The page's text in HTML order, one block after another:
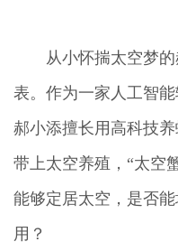
从小怀揣太空梦的
表。作为一家人工智
郝小添擅长用高科技
带上太空养殖，“太空
能够定居太空，是否
用？